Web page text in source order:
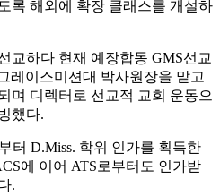
록 해외에 확장 클래스를 개설하
교하다 현재 예장합동 GMS선교
레이스미션대 박사원장을 맡고
며 디렉터로 선교적 교회 운동으
했다.
터 D.Miss. 학위 인가를 획득한
에 이어 ATS로부터도 인가받
.